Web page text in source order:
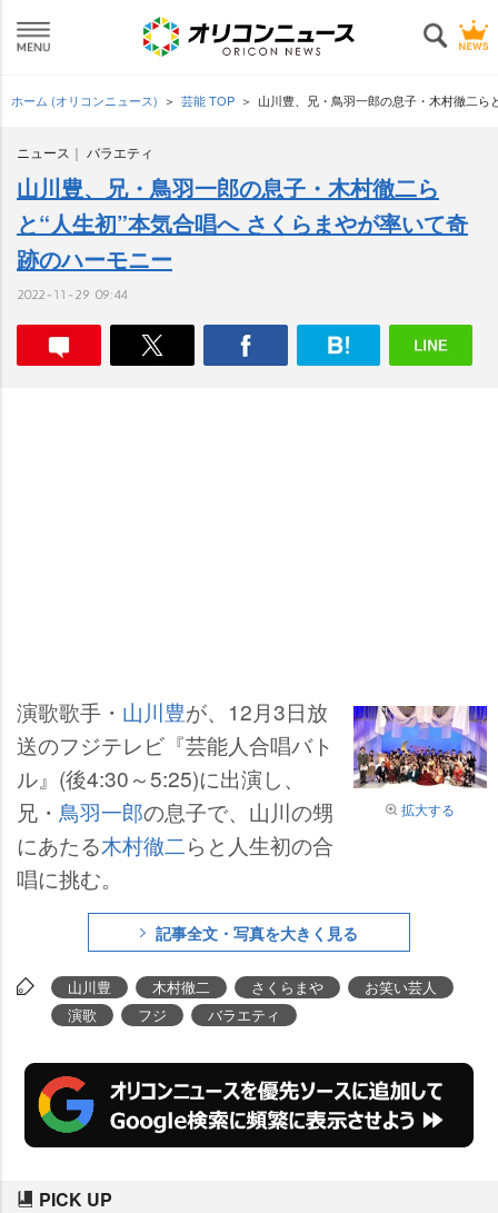
ホーム (オリコンニュース) 芸能 TOP 山川豊、兄・鳥羽一郎の息子・木村徹二ら
ニュース バラエティ
山川豊、兄・鳥羽一郎の息子・木村徹二ら
と“人生初”本気合唱へ さくらまやが率いて奇
跡のハーモニー
2022-11-29 09:44
拡大する
演歌歌手・ 山川豊が、12月3日放
送のフジテレビ『芸能人合唱バト
ル』(後4:30～5:25)に出演し、
兄・ 鳥羽一郎の息子で、山川の甥
にあたる木村徹二らと人生初の合
唱に挑む。
記事全文・写真を大きく見る
山川豊 木村徹二 さくらま
お笑い芸人
演歌
フジ バラエティ
PICK UP